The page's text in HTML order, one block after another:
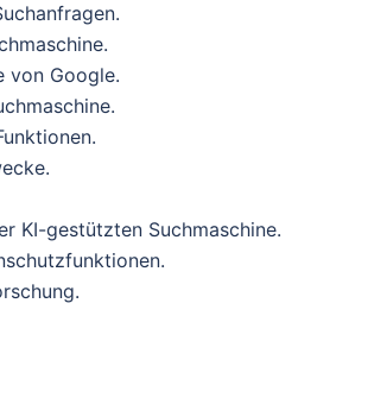
von Google.
KI-gestützten Suchmaschine.